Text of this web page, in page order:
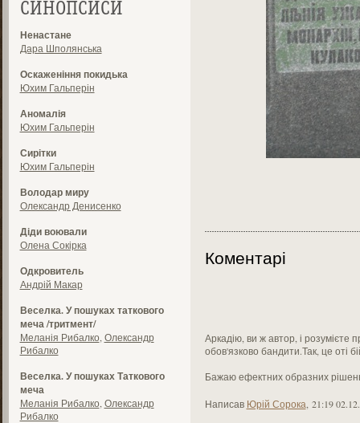
СИНОПСИСИ
Ненастане
Дара Шполянська
Оскаженіння покидька
Юхим Гальперін
Аномалія
Юхим Гальперін
Сирітки
Юхим Гальперін
Володар миру
Олександр Денисенко
Діди воювали
Олена Сокірка
Одкровитель
Андрій Макар
Веселка. У пошуках таткового
меча /тритмент/
Меланія Рибалко Олександр
Рибалко
Веселка. У пошуках Таткового
меча
Меланія Рибалко Олександр
Рибалко
Коментарі
Аркадію, ви ж автор, і розумієте
обов'язково бандити.Так, це оті
Бажаю ефектних образних
Написав Юрій Сорока 21:19